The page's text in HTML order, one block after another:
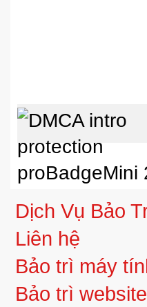
Dịch Vụ Bảo
Liên hệ
Bảo trì máy
Bảo trì website